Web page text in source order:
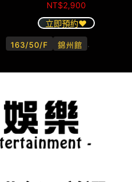
NT$2,900
立即預約❤️
163/50/F 錦州館 .